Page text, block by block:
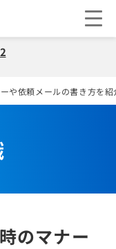
や依頼メールの書き方を紹
のマナー